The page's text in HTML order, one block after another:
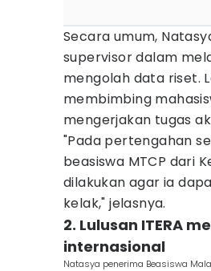
Secara umum,
supervisor dalam
mengolah data riset.
membimbing
mengerjakan tugas
"Pada pertengahan
beasiswa MTCP dari
dilakukan agar ia
kelak," jelasnya.
2. Lulusan ITERA
internasional
Natasya penerima Beasiswa